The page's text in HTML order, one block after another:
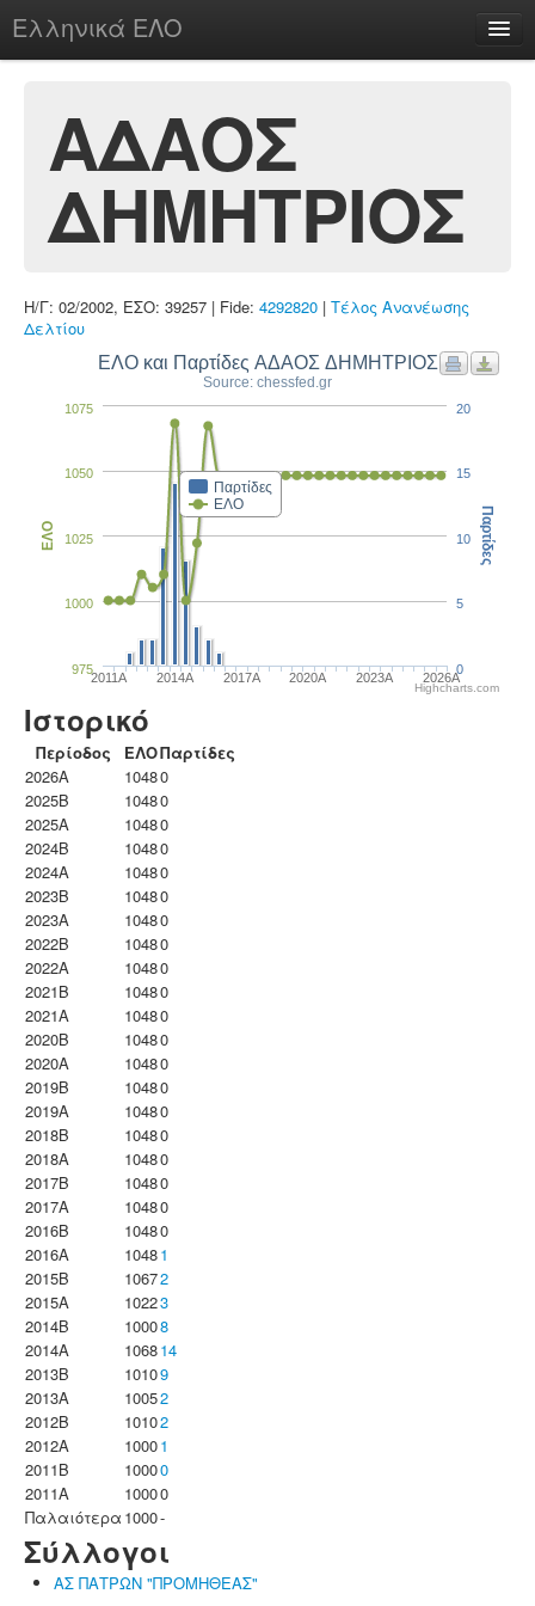
Ελληνικά ΕΛΟ
chesstu.be @ discord
Login
ΑΔΑΟΣ
ΔΗΜΗΤΡΙΟΣ
Η/Γ: 02/2002, ΕΣΟ: 39257 | Fide: 4292820 | Τέλος Ανανέωσης
Δελτίου
ΕΛΟ και Παρτίδες ΑΔΑΟΣ ΔΗΜΗΤΡΙΟΣ
Source: chessfed.gr
Παρτίδες
ΕΛΟ
2011A 2014A 2017A 2020A 2023Α 2026A
1000
975
1025
1050
1075
ΕΛΟ
0
5
10
15
20
Παρτίδες
Highcharts.com
Ιστορικό
Περίοδος ΕΛΟΠαρτίδες
2026A
10480
2025B
10480
2025A
10480
2024B
10480
2024A
10480
2023B
10480
2023Α
10480
2022B
10480
2022A
10480
2021B
10480
2021A
10480
2020B
10480
2020A
10480
2019B
10480
2019A
10480
2018B
10480
2018A
10480
2017B
10480
2017A
10480
2016B
10480
2016A
10481
2015B
10672
2015A
10223
2014B
10008
2014A
106814
2013B
10109
2013A
10052
2012B
10102
2012A
10001
2011B
10000
2011A
10000
Παλαιότερα 1000-
Σύλλογοι
ΑΣ ΠΑΤΡΩΝ "ΠΡΟΜΗΘΕΑΣ"